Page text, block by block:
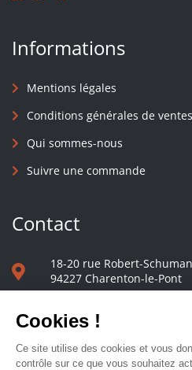
Informations
Mentions légales
Conditions générales de ventes
Qui sommes-nous
Suivre une commande
Contact
18-20 rue Robert-Schuman
94227 Charenton-le-Pont